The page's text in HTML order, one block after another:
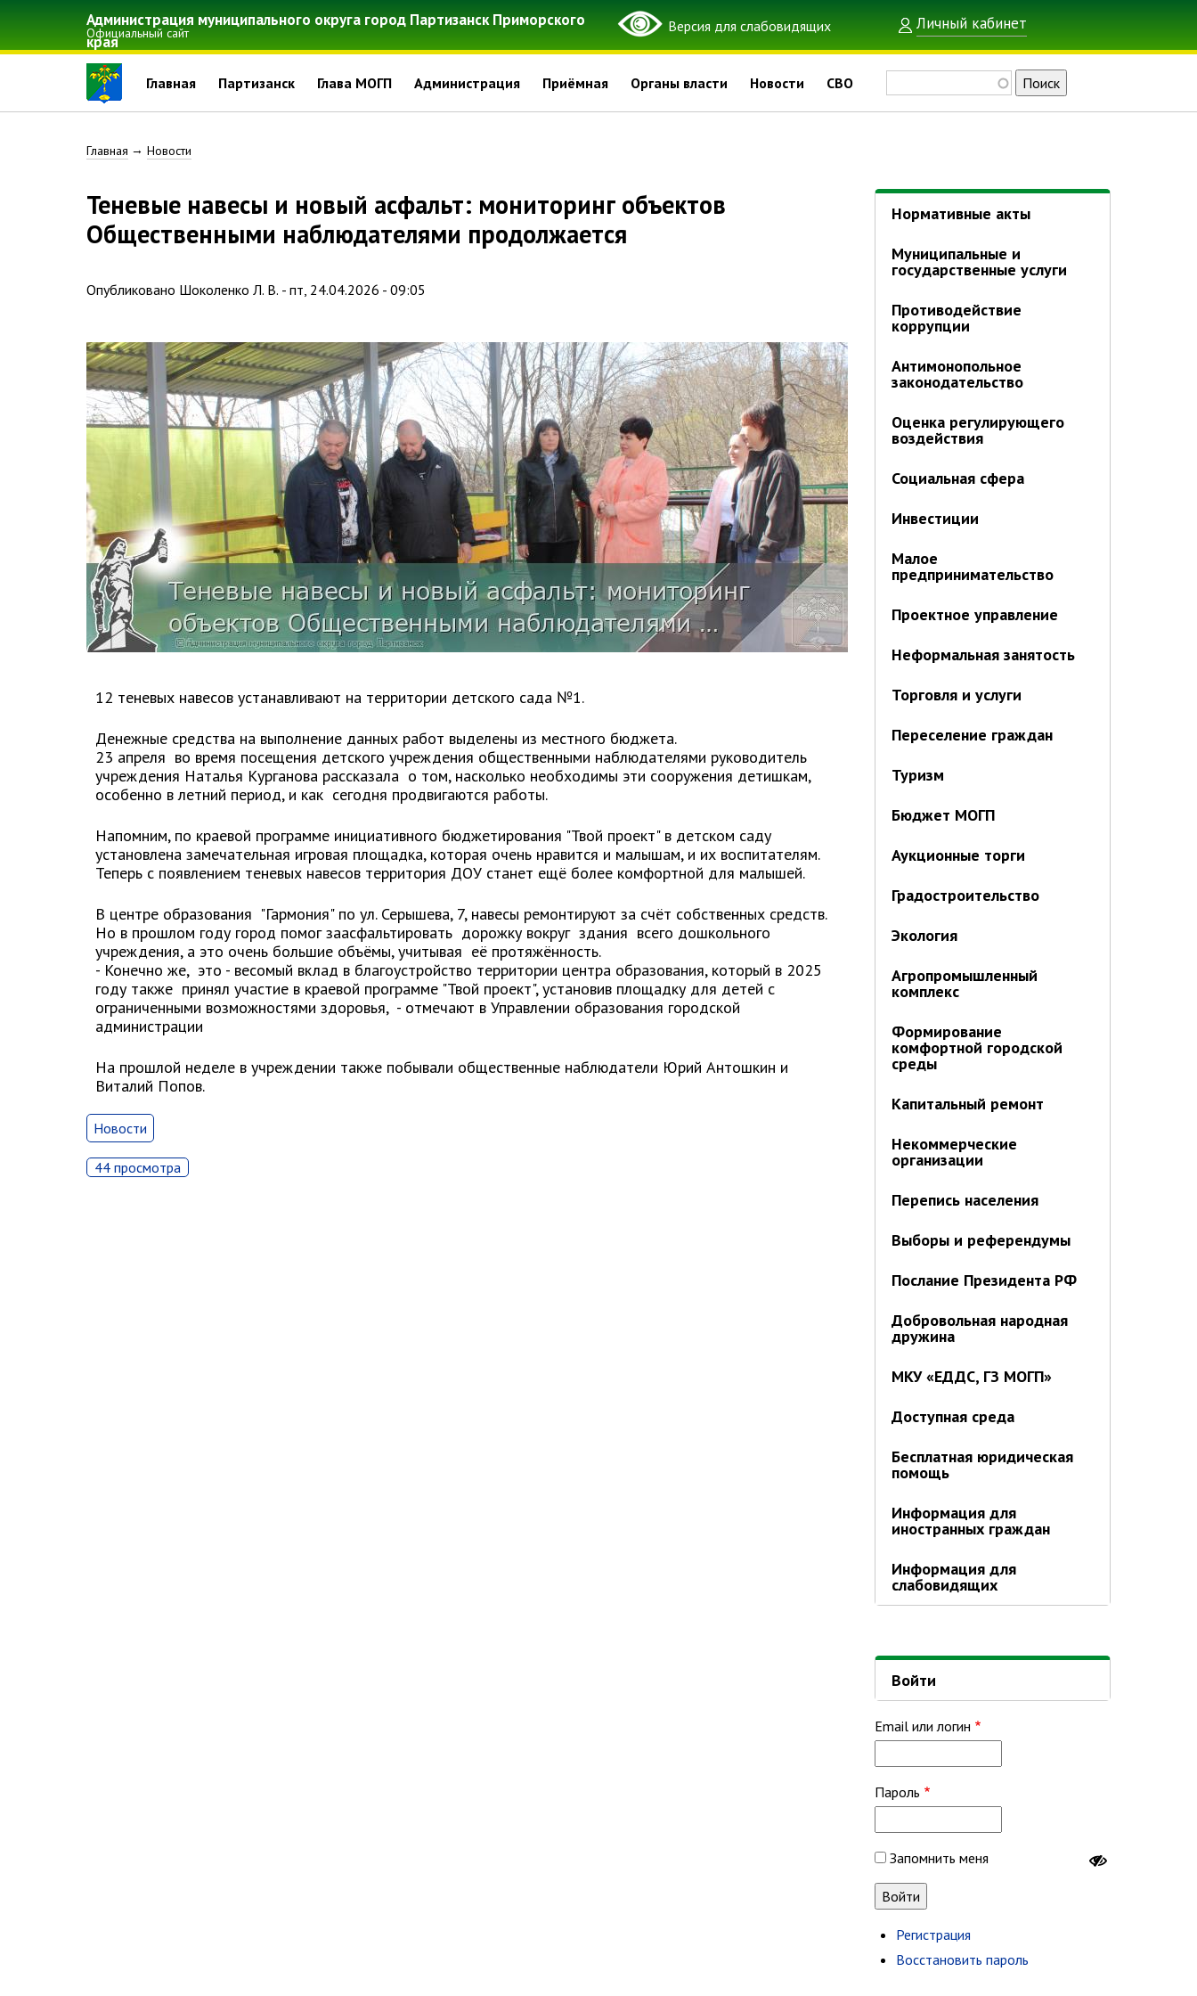
основному
Администрация муниципального округа город Партизанск Приморского
края
Официальный сайт Личный кабинет
Главная Партизанск Глава МОГП Администрация Приёмная Органы власти Новости СВО
Строка
навигации
Главная Новости
Теневые навесы и новый асфальт: мониторинг объектов
Общественными наблюдателями продолжается
Опубликовано Шоколенко Л. В. - пт, 24.04.2026 - 09:05
12 теневых навесов устанавливают на территории детского сада №1.
Денежные средства на выполнение данных работ выделены из местного бюджета.
23 апреля во время посещения детского учреждения общественными наблюдателями руководитель
учреждения Наталья Курганова рассказала о том, насколько необходимы эти сооружения детишкам,
особенно в летний период, и как сегодня продвигаются работы.
Напомним, по краевой программе инициативного бюджетирования "Твой проект" в детском саду
установлена замечательная игровая площадка, которая очень нравится и малышам, и их воспитателям.
Теперь с появлением теневых навесов территория ДОУ станет ещё более комфортной для малышей.
В центре образования "Гармония" по ул. Серышева, 7, навесы ремонтируют за счёт собственных средств.
Но в прошлом году город помог заасфальтировать дорожку вокруг здания всего дошкольного
учреждения, а это очень большие объёмы, учитывая её протяжённость.
- Конечно же, это - весомый вклад в благоустройство территории центра образования, который в 2025
году также принял участие в краевой программе "Твой проект", установив площадку для детей с
ограниченными возможностями здоровья, - отмечают в Управлении образования городской
администрации
На прошлой неделе в учреждении также побывали общественные наблюдатели Юрий Антошкин и
Виталий Попов.
Новости
44 просмотра
Нормативные акты
Муниципальные и
государственные услуги
Противодействие
коррупции
Антимонопольное
законодательство
Оценка регулирующего
воздействия
Социальная сфера
Инвестиции
Малое
предпринимательство
Проектное управление
Неформальная занятость
Торговля и услуги
Переселение граждан
Туризм
Бюджет МОГП
Аукционные торги
Градостроительство
Экология
Агропромышленный
комплекс
Формирование
комфортной городской
среды
Капитальный ремонт
Некоммерческие
организации
Перепись населения
Выборы и референдумы
Послание Президента РФ
Добровольная народная
дружина
МКУ «ЕДДС, ГЗ МОГП»
Доступная среда
Бесплатная юридическая
помощь
Информация для
иностранных граждан
Информация для
слабовидящих
Войти
Email или логин
Пароль
Запомнить меня
Регистрация
Восстановить пароль